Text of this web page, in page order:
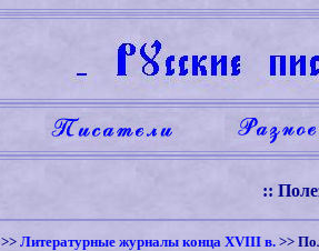
::
>> Литературные журналы конца XVIII в. >>